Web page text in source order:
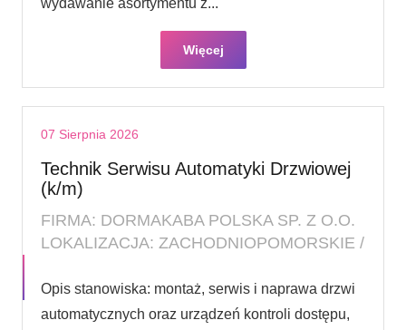
wydawanie asortymentu z...
Więcej
07 Sierpnia 2026
Technik Serwisu Automatyki Drzwiowej
(k/m)
FIRMA: DORMAKABA POLSKA SP. Z O.O.
LOKALIZACJA: ZACHODNIOPOMORSKIE /
Opis stanowiska: montaż, serwis i naprawa drzwi
automatycznych oraz urządzeń kontroli dostępu,